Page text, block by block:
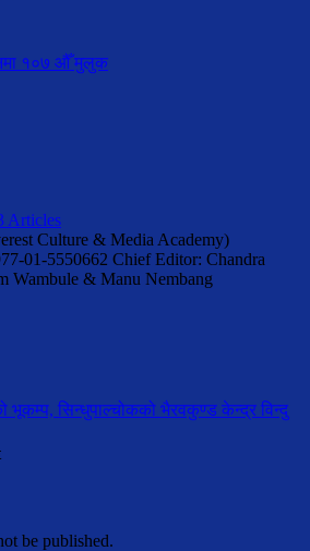
१०७ औँ मुलुक
Articles
Culture & Media Academy)
01-5550662 Chief Editor: Chandra
Wambule & Manu Nembang
भूकम्प, सिन्धुपाल्चोकको भैरवकुण्ड केन्द्र विन्दु
be published.